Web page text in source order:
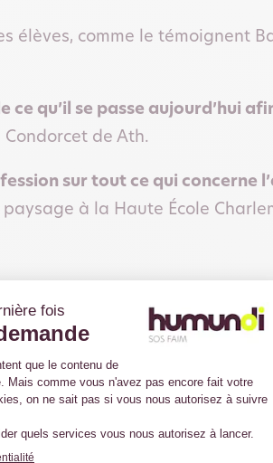
élèves, comme le témoignent
qu’il se passe aujourd’hui
de Ath.
sur tout ce qui concerne
à la Haute École
Dion, réalisateur du
changements climatiques et de
» ont été
ainsi que toutes les
: Cyril Dion, les Hautes